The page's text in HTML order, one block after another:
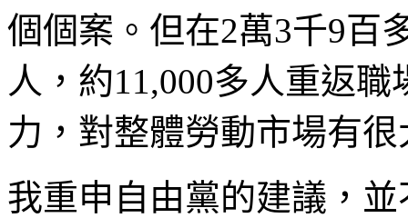
個個案。但在2萬3千9百
人，約11,000多人重返
力，對整體勞動市場有
我重申自由黨的建議，